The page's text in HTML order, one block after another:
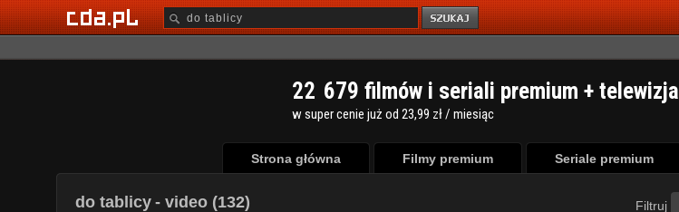
22 679 filmów i seriali premium + telewizja
w super cenie już od 23,99 zł / miesiąc
Strona główna Filmy premium Seriale premium
do tablicy - video (132) Filtruj